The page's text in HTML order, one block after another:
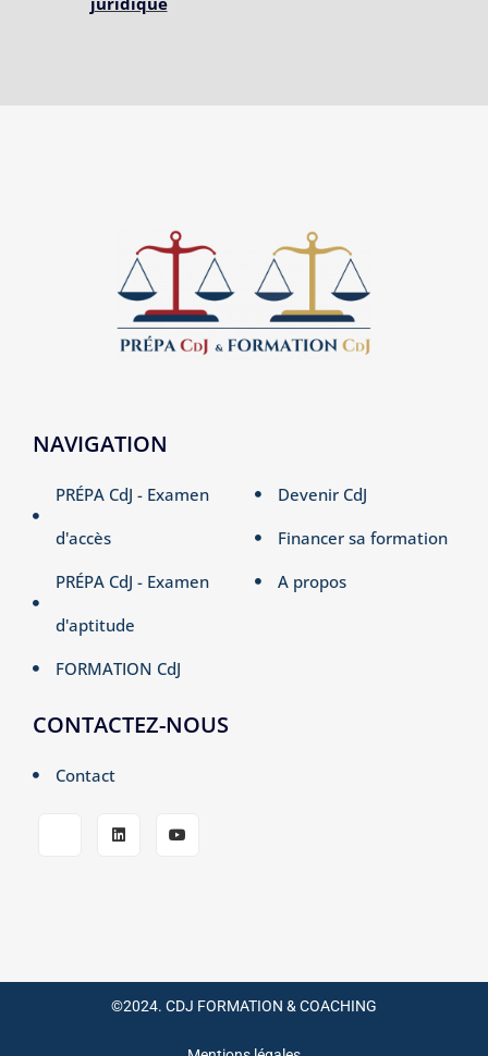
NAVIGATION
PRÉPA CdJ - Examen
d'accès
PRÉPA CdJ - Examen
d'aptitude
FORMATION CdJ
Devenir CdJ
Financer sa formation
A propos
CONTACTEZ-NOUS
Contact
©2024. CDJ FORMATION & COACHING